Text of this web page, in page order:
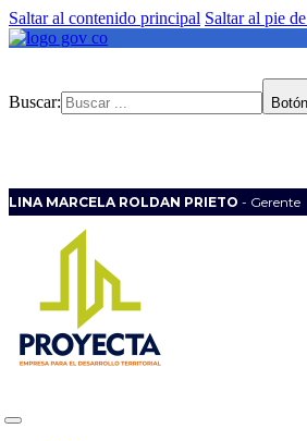
Saltar al contenido principal Saltar al pie
Buscar:
LINA MARCELA ROLDAN PRIETO - Gerente